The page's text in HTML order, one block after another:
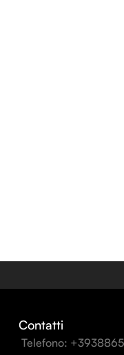
Contatti
Telefono: